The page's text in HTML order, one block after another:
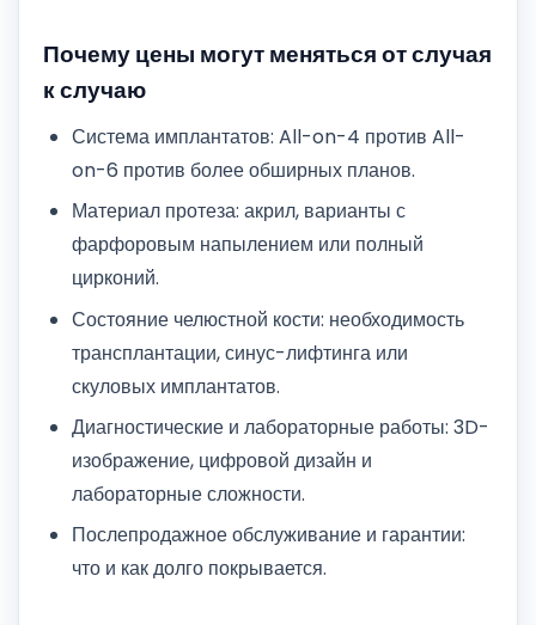
Почему цены могут меняться от случая
к случаю
Система имплантатов: All-on-4 против All-
on-6 против более обширных планов.
Материал протеза: акрил, варианты с
фарфоровым напылением или полный
цирконий.
Состояние челюстной кости: необходимость
трансплантации, синус-лифтинга или
скуловых имплантатов.
Диагностические и лабораторные работы: 3D-
изображение, цифровой дизайн и
лабораторные сложности.
Послепродажное обслуживание и гарантии:
что и как долго покрывается.